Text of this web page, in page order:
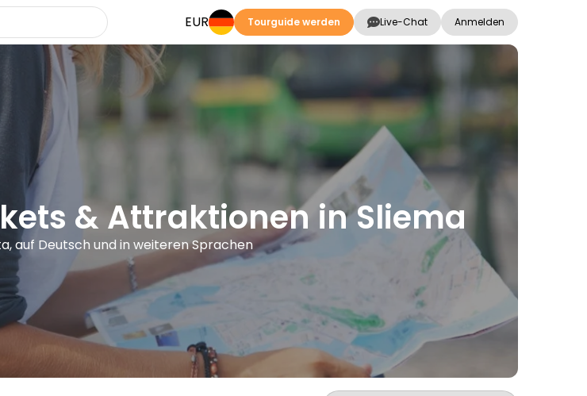
EUR Tourguide werden Live-Chat Anmelden
& Attraktionen in Sliema
auf Deutsch und in weiteren Sprachen